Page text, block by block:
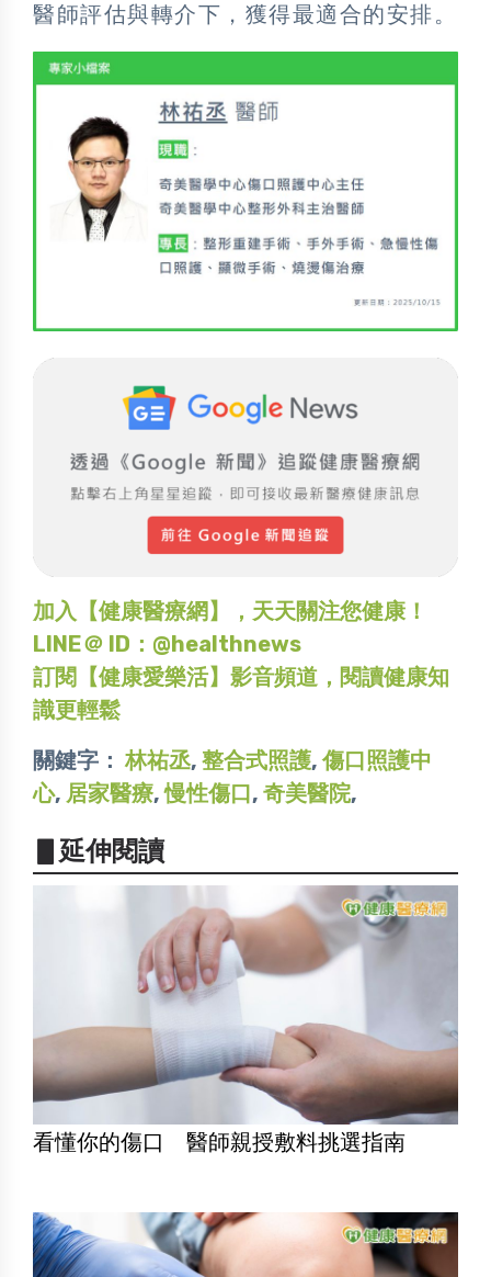
醫師評估與轉介下，獲得最適合的安排。
加入【健康醫療網】，天天關注您健康！
LINE＠ ID：@healthnews
訂閱【健康愛樂活】影音頻道，閱讀健康知
識更輕鬆
關鍵字：林祐丞, 整合式照護,傷口照護中
心, 居家醫療,慢性傷口, 奇美醫院,
▋延伸閱讀
看懂你的傷口 醫師親授敷料挑選指南